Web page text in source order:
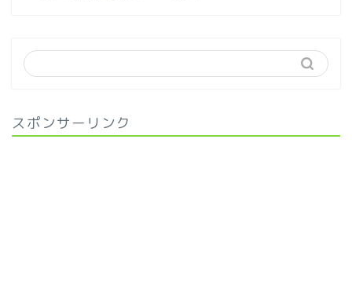
スポンサーリンク